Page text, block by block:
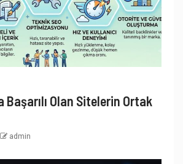
Başarılı Olan Sitelerin Ortak
admin